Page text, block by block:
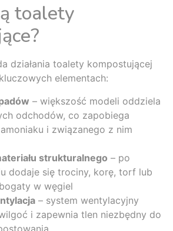
toalety
działania toalety kompostującej
elementach:
– większość modeli oddziela
odchodów, co zapobiega
i związanego z nim
strukturalnego – po
dodaje się trociny, korę, torf lub
w węgiel
– system wentylacyjny
i zapewnia tlen niezbędny do